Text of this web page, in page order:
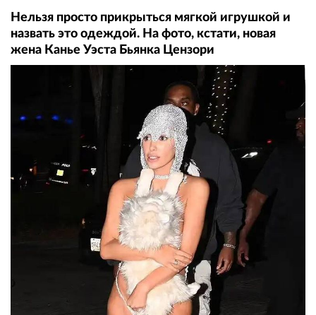
Нельзя просто прикрыться мягкой игрушкой и
назвать это одеждой. На фото, кстати, новая
жена Канье Уэста Бьянка Цензори